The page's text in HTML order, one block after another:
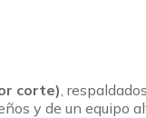
corte),
y de un equipo